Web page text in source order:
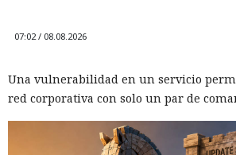
07:02 / 08.08.2026
Una vulnerabilidad en un servicio
red corporativa con solo un par de